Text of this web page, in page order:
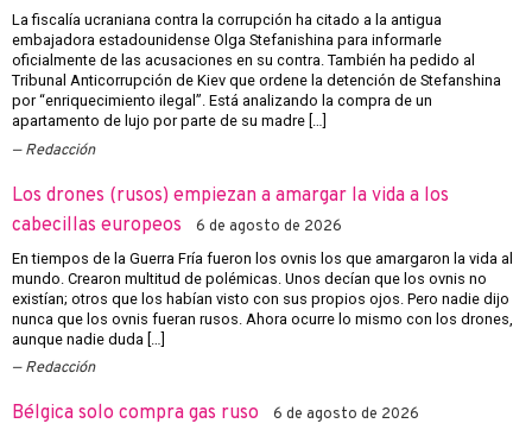
La fiscalía ucraniana contra la corrupción ha citado a la antigua
embajadora estadounidense Olga Stefanishina para informarle
oficialmente de las acusaciones en su contra. También ha pedido al
Tribunal Anticorrupción de Kiev que ordene la detención de Stefanshina
por “enriquecimiento ilegal”. Está analizando la compra de un
apartamento de lujo por parte de su madre […]
Redacción
Los drones (rusos) empiezan a amargar la vida a los
cabecillas europeos
6 de agosto de 2026
En tiempos de la Guerra Fría fueron los ovnis los que amargaron la vida al
mundo. Crearon multitud de polémicas. Unos decían que los ovnis no
existían; otros que los habían visto con sus propios ojos. Pero nadie dijo
nunca que los ovnis fueran rusos. Ahora ocurre lo mismo con los drones,
aunque nadie duda […]
Redacción
Bélgica solo compra gas ruso 6 de agosto de 2026